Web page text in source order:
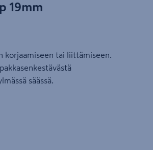
19mm
korjaamiseen tai liittämiseen.
säässä.